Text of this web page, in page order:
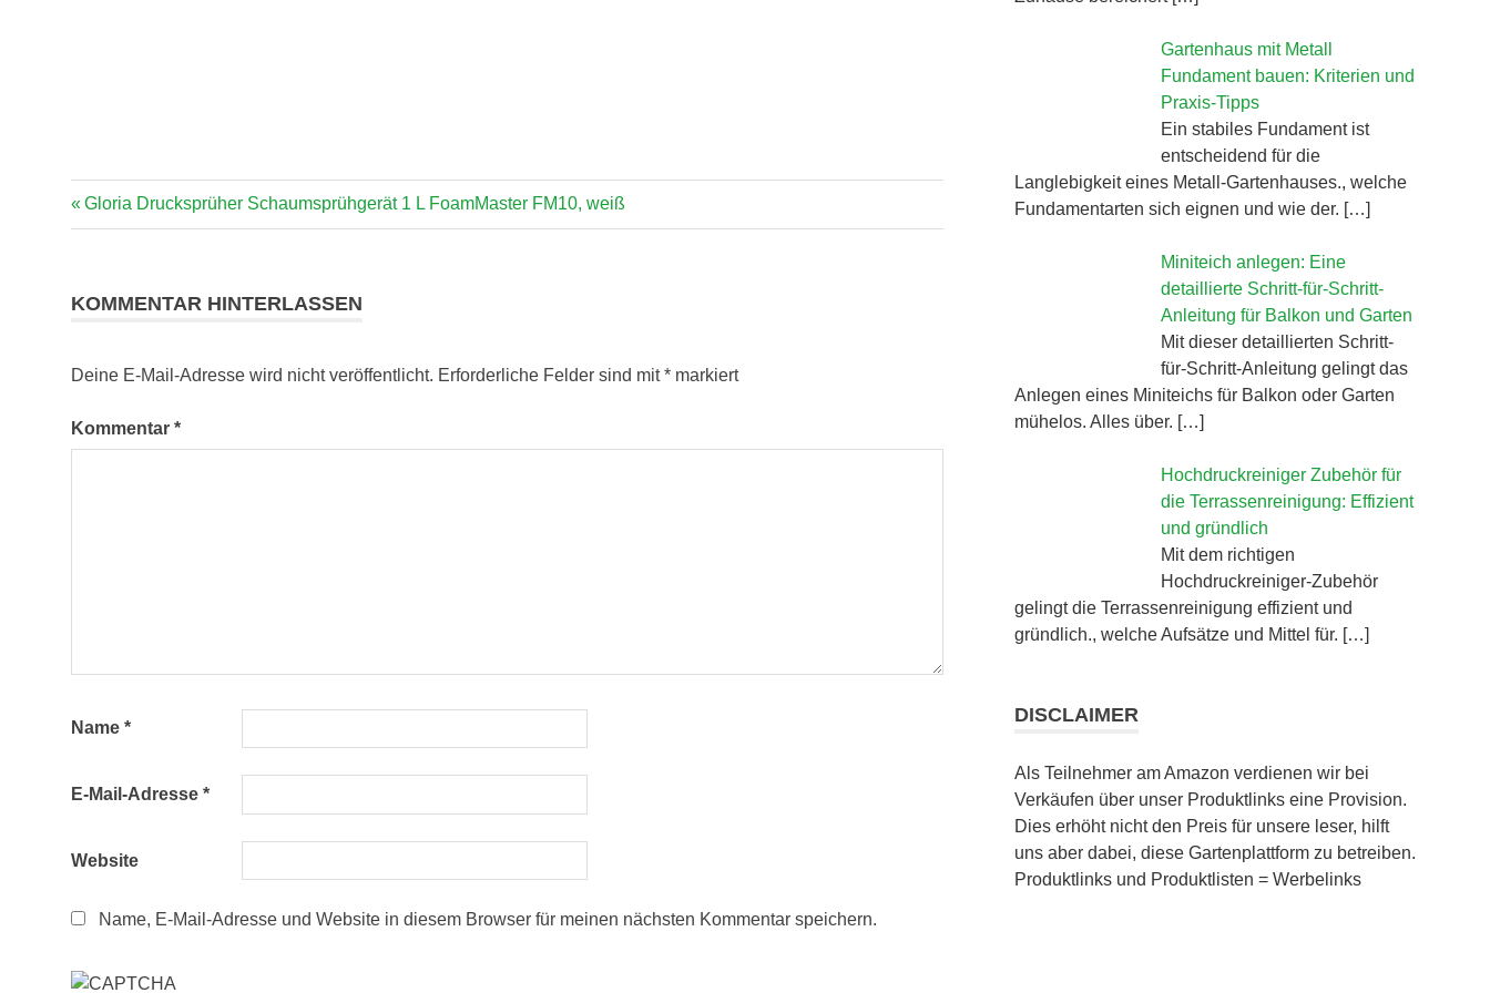
Beitragsnavigation
Vorheriger
Beitrag:
Gloria Drucksprüher Schaumsprühgerät 1 L FoamMaster FM10, weiß
KOMMENTAR HINTERLASSEN
Deine E-Mail-Adresse wird nicht veröffentlicht. Erforderliche Felder sind mit* markiert
Kommentar *
Name *
E-Mail-Adresse *
Website
Name, E-Mail-Adresse und Website in diesem Browser für meinen nächsten Kommentar speichern.
Gartenhaus mit Metall
Fundament bauen: Kriterien und
Praxis-Tipps
Ein stabiles Fundament ist
entscheidend für die
Langlebigkeit eines Metall-Gartenhauses., welche
Fundamentarten sich eignen und wie der. […]
Miniteich anlegen: Eine
detaillierte Schritt-für-Schritt-
Anleitung für Balkon und Garten
Mit dieser detaillierten Schritt-
für-Schritt-Anleitung gelingt das
Anlegen eines Miniteichs für Balkon oder Garten
mühelos. Alles über. […]
Hochdruckreiniger Zubehör für
die Terrassenreinigung: Effizient
und gründlich
Mit dem richtigen
Hochdruckreiniger-Zubehör
gelingt die Terrassenreinigung effizient und
gründlich., welche Aufsätze und Mittel für. […]
DISCLAIMER
Als Teilnehmer am Amazon verdienen wir bei
Verkäufen über unser Produktlinks eine Provision.
Dies erhöht nicht den Preis für unsere leser, hilft
uns aber dabei, diese Gartenplattform zu betreiben.
Produktlinks und Produktlisten = Werbelinks